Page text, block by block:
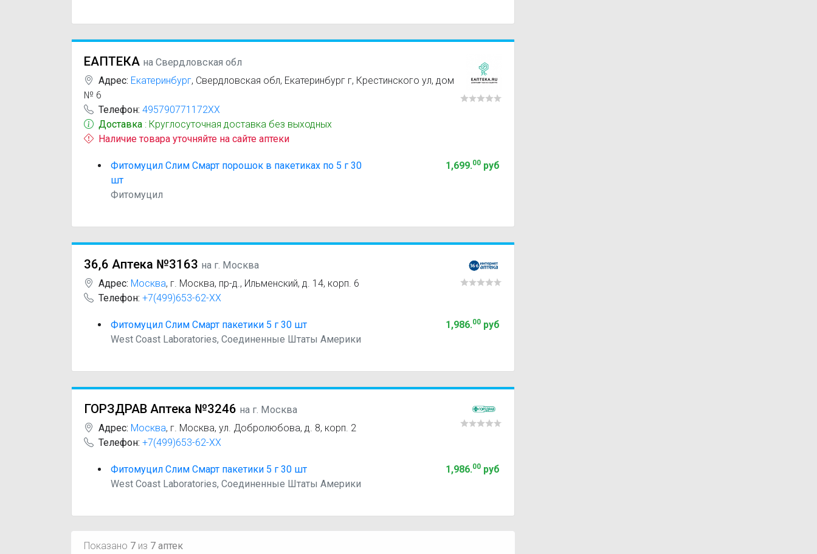
ЕАПТЕКА на Свердловская обл
Адрес: Екатеринбург, Свердловская обл, Екатеринбург г, Крестинского ул, дом
№ 6
Телефон: 495790771172XX
Доставка : Круглосуточная доставка без выходных
Наличие товара уточняйте на сайте аптеки
Фитомуцил Слим Смарт порошок в пакетиках по 5 г 30
шт
Фитомуцил
1,699.00руб
36,6 Аптека №3163 на г. Москва
Адрес: Москва, г. Москва, пр-д., Ильменский, д. 14, корп. 6
Телефон: +7(499)653-62-XX
Фитомуцил Слим Смарт пакетики 5 г 30 шт
West Coast Laboratories, Соединенные Штаты Америки
1,986.00руб
ГОРЗДРАВ Аптека №3246 на г. Москва
Адрес: Москва, г. Москва, ул. Добролюбова, д. 8, корп. 2
Телефон: +7(499)653-62-XX
Фитомуцил Слим Смарт пакетики 5 г 30 шт
West Coast Laboratories, Соединенные Штаты Америки
1,986.00руб
Показано 7 из 7 аптек